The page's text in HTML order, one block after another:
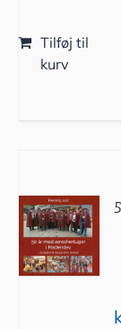
Tilføj til
kurv